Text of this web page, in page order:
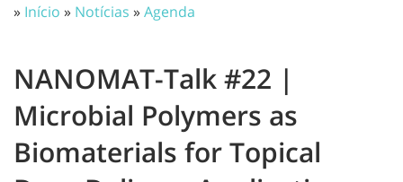
» Início » Notícias »Agenda
NANOMAT-Talk #22 |
Microbial Polymers as
Biomaterials for Topical